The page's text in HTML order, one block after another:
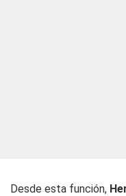
Desde esta función,